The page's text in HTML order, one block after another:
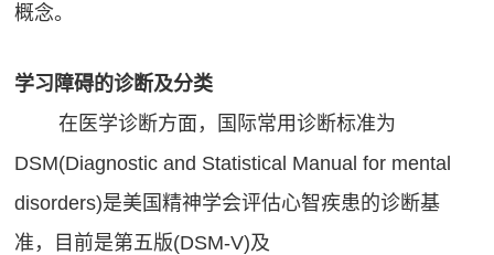
概念。
学习障碍的诊断及分类
在医学诊断方面，国际常用诊断标准为
DSM(Diagnostic and Statistical Manual for mental
disorders)是美国精神学会评估心智疾患的诊断基
准，目前是第五版(DSM-V)及